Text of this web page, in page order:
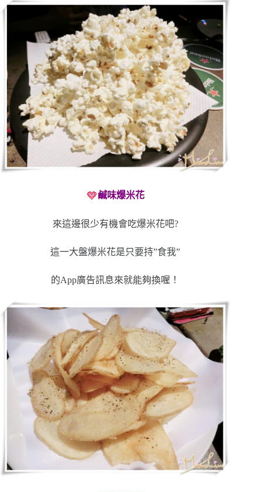
鹹味爆米花
來這邊很少有機會吃爆米花吧?
這一大盤爆米花是只要持”食我”
的App廣告訊息來就能夠換喔！